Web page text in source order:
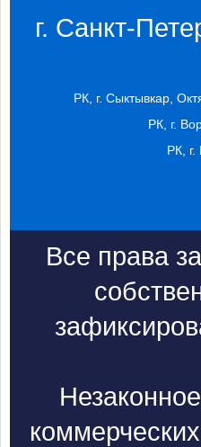
г. Санкт-
РК, г. Сыктывкар,
РК, г.
РК,
Все права